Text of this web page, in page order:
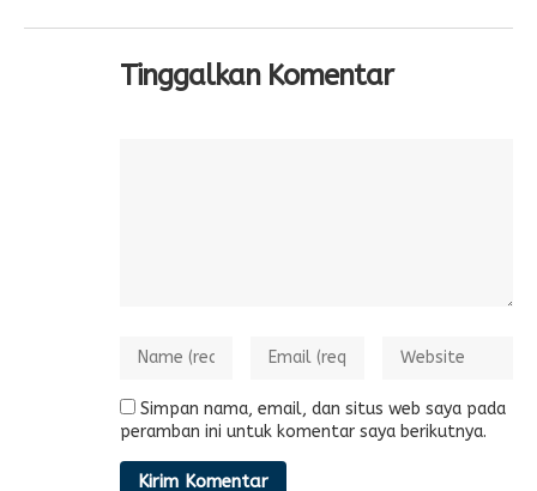
Tinggalkan Komentar
Simpan nama, email, dan situs web saya pada
peramban ini untuk komentar saya berikutnya.